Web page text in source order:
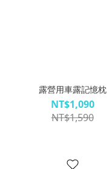
露營用車露記憶枕
NT$1,090
NT$1,590